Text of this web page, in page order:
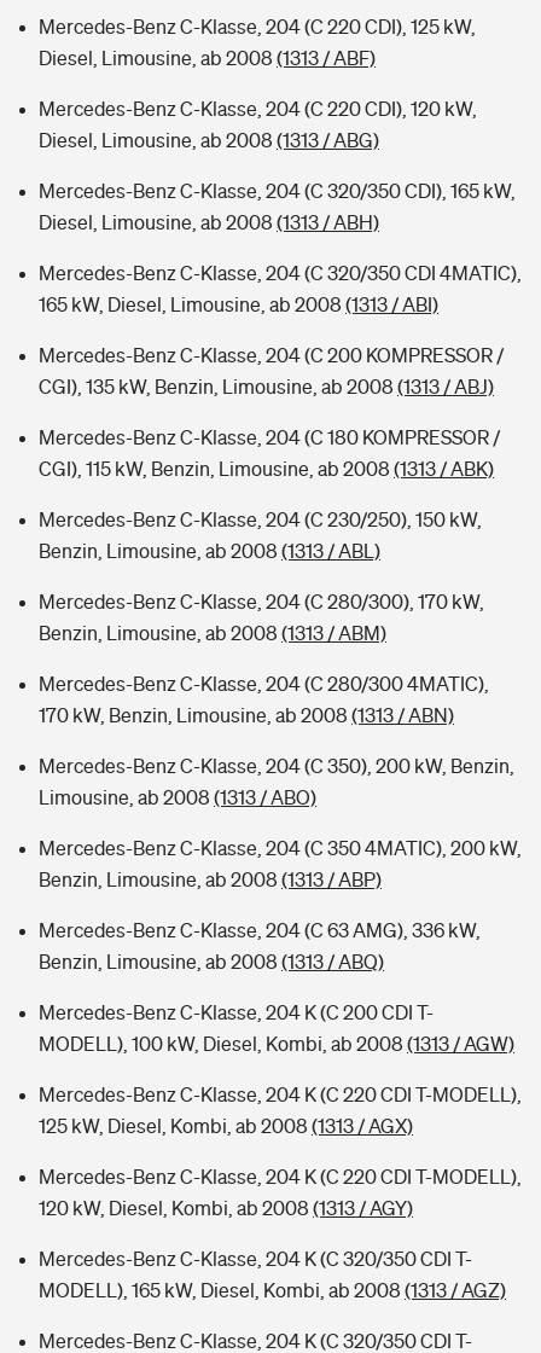
Mercedes-Benz C-Klasse, 204 (C 220 CDI), 125 kW,
Diesel, Limousine, ab 2008 (1313 / ABF)
Mercedes-Benz C-Klasse, 204 (C 220 CDI), 120 kW,
Diesel, Limousine, ab 2008 (1313 / ABG)
Mercedes-Benz C-Klasse, 204 (C 320/350 CDI), 165 kW,
Diesel, Limousine, ab 2008 (1313 / ABH)
Mercedes-Benz C-Klasse, 204 (C 320/350 CDI 4MATIC),
165 kW, Diesel, Limousine, ab 2008 (1313 / ABI)
Mercedes-Benz C-Klasse, 204 (C 200 KOMPRESSOR /
CGI), 135 kW, Benzin, Limousine, ab 2008 (1313 / ABJ)
Mercedes-Benz C-Klasse, 204 (C 180 KOMPRESSOR /
CGI), 115 kW, Benzin, Limousine, ab 2008 (1313 / ABK)
Mercedes-Benz C-Klasse, 204 (C 230/250), 150 kW,
Benzin, Limousine, ab 2008 (1313 / ABL)
Mercedes-Benz C-Klasse, 204 (C 280/300), 170 kW,
Benzin, Limousine, ab 2008 (1313 / ABM)
Mercedes-Benz C-Klasse, 204 (C 280/300 4MATIC),
170 kW, Benzin, Limousine, ab 2008 (1313 / ABN)
Mercedes-Benz C-Klasse, 204 (C 350), 200 kW, Benzin,
Limousine, ab 2008 (1313 / ABO)
Mercedes-Benz C-Klasse, 204 (C 350 4MATIC), 200 kW,
Benzin, Limousine, ab 2008 (1313 / ABP)
Mercedes-Benz C-Klasse, 204 (C 63 AMG), 336 kW,
Benzin, Limousine, ab 2008 (1313 / ABQ)
Mercedes-Benz C-Klasse, 204 K (C 200 CDI T-
MODELL), 100 kW, Diesel, Kombi, ab 2008 (1313 / AGW)
Mercedes-Benz C-Klasse, 204 K (C 220 CDI T-MODELL),
125 kW, Diesel, Kombi, ab 2008 (1313 / AGX)
Mercedes-Benz C-Klasse, 204 K (C 220 CDI T-MODELL),
120 kW, Diesel, Kombi, ab 2008 (1313 / AGY)
Mercedes-Benz C-Klasse, 204 K (C 320/350 CDI T-
MODELL), 165 kW, Diesel, Kombi, ab 2008 (1313 / AGZ)
Mercedes-Benz C-Klasse, 204 K (C 320/350 CDI T-